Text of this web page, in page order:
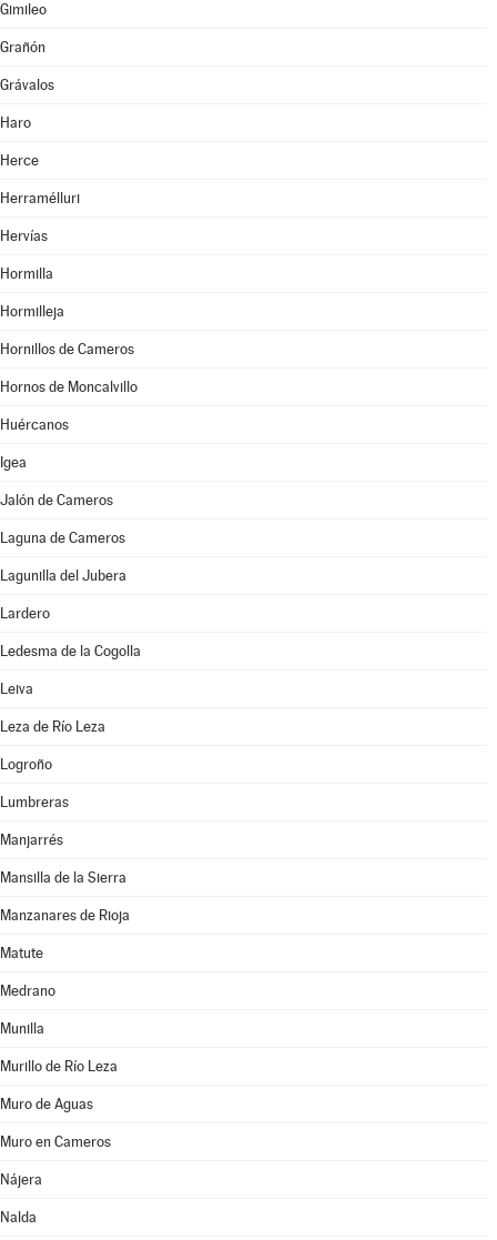
Gimileo
Grañón
Grávalos
Haro
Herce
Herramélluri
Hervías
Hormilla
Hormilleja
Hornillos de Cameros
Hornos de Moncalvillo
Huércanos
Igea
Jalón de Cameros
Laguna de Cameros
Lagunilla del Jubera
Lardero
Ledesma de la Cogolla
Leiva
Leza de Río Leza
Logroño
Lumbreras
Manjarrés
Mansilla de la Sierra
Manzanares de Rioja
Matute
Medrano
Munilla
Murillo de Río Leza
Muro de Aguas
Muro en Cameros
Nájera
Nalda